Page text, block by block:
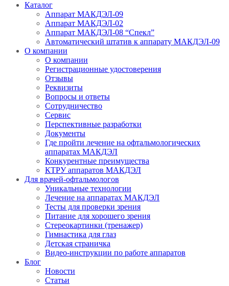
Каталог
Аппарат МАКДЭЛ-09
Аппарат МАКДЭЛ-02
Аппарат МАКДЭЛ-08 “Спекл”
Автоматический штатив к аппарату МАКДЭЛ-09
О компании
О компании
Регистрационные удостоверения
Отзывы
Реквизиты
Вопросы и ответы
Сотрудничество
Сервис
Перспективные разработки
Документы
Где пройти лечение на офтальмологических
аппаратах МАКДЭЛ
Конкурентные преимущества
КТРУ аппаратов МАКДЭЛ
Для врачей-офтальмологов
Уникальные технологии
Лечение на аппаратах МАКДЭЛ
Тесты для проверки зрения
Питание для хорошего зрения
Стереокартинки (тренажер)
Гимнастика для глаз
Детская страничка
Видео-инструкции по работе аппаратов
Блог
Новости
Статьи